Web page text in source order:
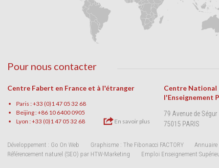
Pour nous contacter
Centre Fabert en France et à l'étranger
Paris : +33 (0)1 47 05 32 68
Beijing : +86 10 6400 0905
Lyon : +33 (0)1 47 05 32 68
En savoir plus
Centre National
l'Enseignement
79 Avenue de Ségur
75015 PARIS
Développement : Go On Web Graphisme : The Fibonacci FACTORY
Annuaire
Référencement naturel (SEO) par HTW-Marketing
Emploi Enseignement